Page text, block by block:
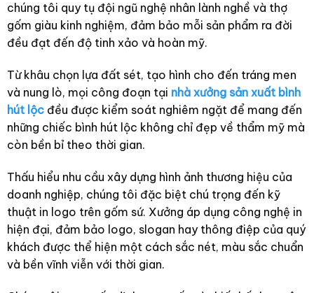
chúng tôi quy tụ đội ngũ nghệ nhân lành nghề và thợ
gốm giàu kinh nghiệm, đảm bảo mỗi sản phẩm ra đời
đều đạt đến độ tinh xảo và hoàn mỹ.
Từ khâu chọn lựa đất sét, tạo hình cho đến tráng men
và nung lò, mọi công đoạn tại nhà xưởng sản xuất bình
hút lộcđều được kiểm soát nghiêm ngặt để mang đến
những chiếc bình hút lộc không chỉ đẹp về thẩm mỹ mà
còn bền bỉ theo thời gian.
Thấu hiểu nhu cầu xây dựng hình ảnh thương hiệu của
doanh nghiệp, chúng tôi đặc biệt chú trọng đến kỹ
thuật in logo trên gốm sứ. Xưởng áp dụng công nghệ in
hiện đại, đảm bảo logo, slogan hay thông điệp của quý
khách được thể hiện một cách sắc nét, màu sắc chuẩn
và bền vĩnh viễn với thời gian.